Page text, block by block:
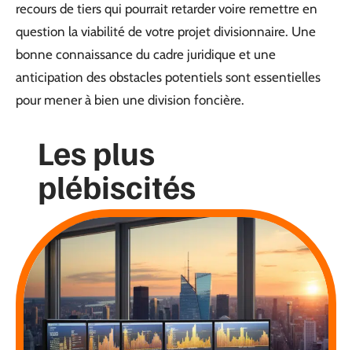
recours de tiers qui pourrait retarder voire remettre en
question la viabilité de votre projet divisionnaire. Une
bonne connaissance du cadre juridique et une
anticipation des obstacles potentiels sont essentielles
pour mener à bien une division foncière.
Les plus
plébiscités